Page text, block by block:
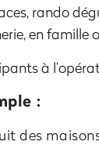
rando
en famille
à
:
des